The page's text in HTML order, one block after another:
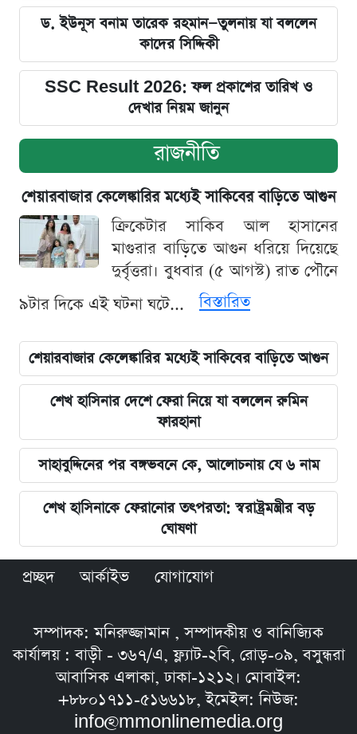
ড. ইউনূস বনাম তারেক রহমান—তুলনায় যা বললেন
কাদের সিদ্দিকী
SSC Result 2026: ফল প্রকাশের তারিখ ও
দেখার নিয়ম জানুন
রাজনীতি
শেয়ারবাজার কেলেঙ্কারির মধ্যেই সাকিবের বাড়িতে আগুন
ক্রিকেটার সাকিব আল হাসানের
মাগুরার বাড়িতে আগুন ধরিয়ে দিয়েছে
দুর্বৃত্তরা। বুধবার (৫ আগস্ট) রাত পৌনে
৯টার দিকে এই ঘটনা ঘটে...
বিস্তারিত
শেয়ারবাজার কেলেঙ্কারির মধ্যেই সাকিবের বাড়িতে আগুন
শেখ হাসিনার দেশে ফেরা নিয়ে যা বললেন রুমিন
ফারহানা
সাহাবুদ্দিনের পর বঙ্গভবনে কে, আলোচনায় যে ৬ নাম
শেখ হাসিনাকে ফেরানোর তৎপরতা: স্বরাষ্ট্রমন্ত্রীর বড়
ঘোষণা
প্রচ্ছদ আর্কাইভ যোগাযোগ
সম্পাদক: মনিরুজ্জামান , সম্পাদকীয় ও বানিজ্যিক
কার্যালয় : বাড়ী - ৩৬৭/এ, ফ্ল্যাট-২বি, রোড়-০৯, বসুন্ধরা
আবাসিক এলাকা, ঢাকা-১২১২। মোবাইল:
+৮৮০১৭১১-৫১৬৬১৮, ইমেইল: নিউজ:
info@mmonlinemedia.org